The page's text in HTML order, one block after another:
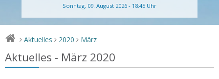
Sonntag, 09. August 2026 - 18:45 Uhr
> Aktuelles > 2020 > März
Aktuelles - März 2020